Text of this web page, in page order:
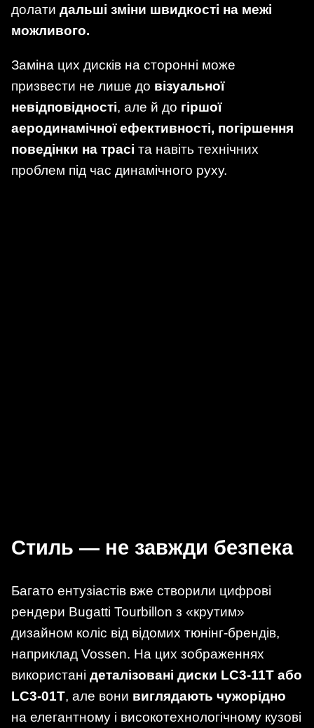
долати дальші зміни швидкості на межі
можливого.
Заміна цих дисків на сторонні може
призвести не лише до візуальної
невідповідності, але й до гіршої
аеродинамічної ефективності, погіршення
поведінки на трасі та навіть технічних
проблем під час динамічного руху.
Стиль — не завжди безпека
Багато ентузіастів вже створили цифрові
рендери Bugatti Tourbillon з «крутим»
дизайном коліс від відомих тюнінг-брендів,
наприклад Vossen. На цих зображеннях
використані деталізовані диски LC3-11T або
LC3-01T, але вони виглядають чужорідно
на елегантному і високотехнологічному кузові